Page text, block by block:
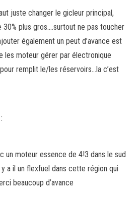
juste changer le gicleur principal,
plus gros….surtout ne pas toucher
également un peut d’avance est
les moteur gérer par électronique
remplit le/les réservoirs…la c’est
un moteur essence de 4!3 dans le sud
a il un flexfuel dans cette région qui
beaucoup d’avance